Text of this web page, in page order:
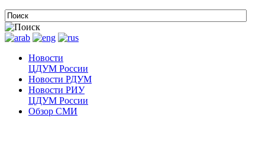
Новости
ЦДУМ России
Новости РДУМ
Новости РИУ
ЦДУМ России
Обзор СМИ